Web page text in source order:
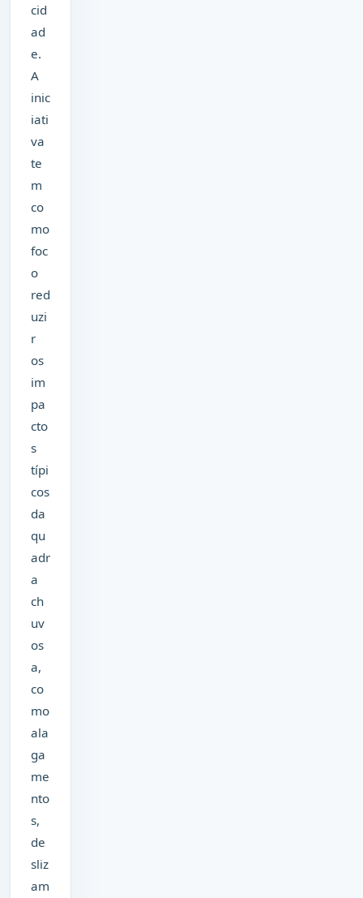
cid
ad
e.
A
inic
iati
va
te
m
co
mo
foc
o
red
uzi
r
os
im
pa
cto
s
típi
cos
da
qu
adr
a
ch
uv
os
a,
co
mo
ala
ga
me
nto
s,
de
sliz
am